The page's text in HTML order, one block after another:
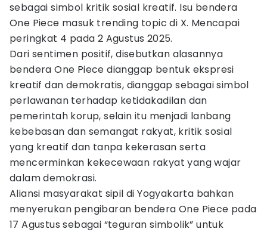
sebagai simbol kritik sosial kreatif. Isu bendera
One Piece masuk trending topic di X. Mencapai
peringkat 4 pada 2 Agustus 2025.
Dari sentimen positif, disebutkan alasannya
bendera One Piece dianggap bentuk ekspresi
kreatif dan demokratis, dianggap sebagai simbol
perlawanan terhadap ketidakadilan dan
pemerintah korup, selain itu menjadi lanbang
kebebasan dan semangat rakyat, kritik sosial
yang kreatif dan tanpa kekerasan serta
mencerminkan kekecewaan rakyat yang wajar
dalam demokrasi.
Aliansi masyarakat sipil di Yogyakarta bahkan
menyerukan pengibaran bendera One Piece pada
17 Agustus sebagai “teguran simbolik” untuk